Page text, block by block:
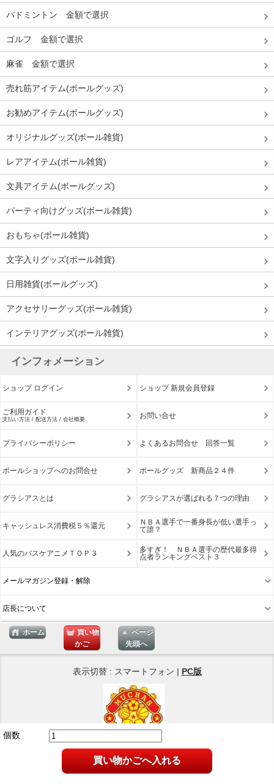
個数
買い物かごへ入れる
バドミントン 金額で選択
ゴルフ 金額で選択
麻雀 金額で選択
売れ筋アイテム(ボールグッズ)
お勧めアイテム(ボールグッズ)
オリジナルグッズ(ボール雑貨)
レアアイテム(ボール雑貨)
文具アイテム(ボールグッズ)
パーティ向けグッズ(ボール雑貨)
おもちゃ(ボール雑貨)
文字入りグッズ(ボール雑貨)
日用雑貨(ボールグッズ)
アクセサリーグッズ(ボール雑貨)
インテリアグッズ(ボール雑貨)
インフォメーション
ショップ ログイン ショップ 新規会員登録
ご利用ガイド
支払い方法 / 配送方法 / 会社概要 お問い合せ
プライバシーポリシー よくあるお問合せ 回答一覧
ボールショップへのお問合せ ボールグッズ 新商品２４件
グラシアスとは グラシアスが選ばれる７つの理由
キャッシュレス消費税５％還元
ＮＢＡ選手で一番身長が低い選手っ
て誰？
人気のバスケアニメＴＯＰ３
多すぎ！ ＮＢＡ選手の歴代最多得
点者ランキングベスト３
メールマガジン登録・解除
店長について
ホーム
買い物
かご
ページ
先頭へ
表示切替 : スマートフォン | PC版
ネットショップ Muchas Gracias
All Rights Reserved.